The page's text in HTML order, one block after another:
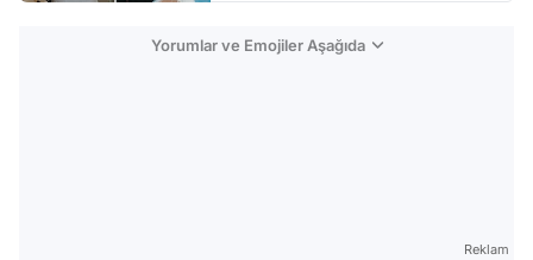
Yorumlar ve Emojiler Aşağıda
Reklam